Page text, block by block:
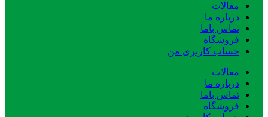
مقالات
درباره ما
تماس باما
فروشگاه
حساب کاربری من
مقالات
درباره ما
تماس باما
فروشگاه